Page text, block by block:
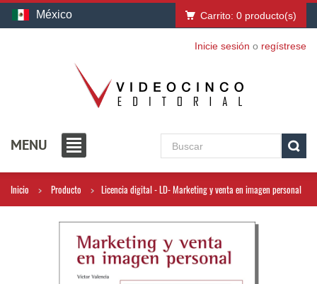
México Carrito: 0 producto(s)
Inicie sesión o regístrese
MENU
Inicio Producto Licencia digital - LD- Marketing y venta en imagen personal